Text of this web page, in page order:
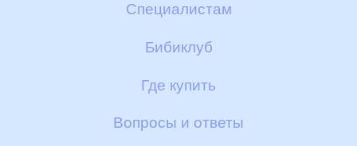
Контроль качества
Гарантии качества
Скидки и бонусы
Доставка и оплата
Сертификаты
Специалистам
Бибиклуб
Где купить
Вопросы и ответы